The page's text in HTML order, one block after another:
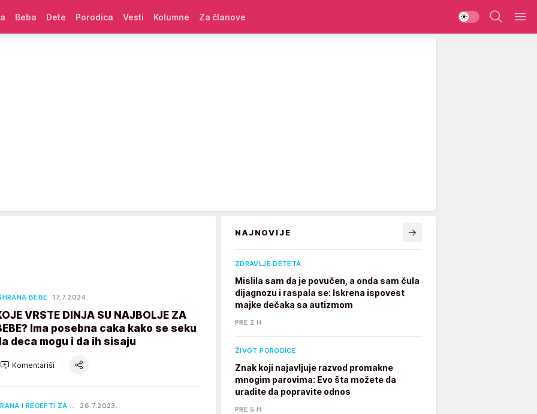
Beba Dete Porodica Vesti Kolumne Za članove
BEBE 17.7.2024.
VRSTE DINJA SU NAJBOLJE ZA
Ima posebna caka kako se seku
deca mogu i da ih sisaju
Komentariši
I RECEPTI ZA … 26.7.2023.
NAJNOVIJE
ZDRAVLJE DETETA
Mislila sam da je povučen, a onda sam čula
dijagnozu i raspala se: Iskrena ispovest
majke dečaka sa autizmom
PRE 2 H
ŽIVOT PORODICE
Znak koji najavljuje razvod promakne
mnogim parovima: Evo šta možete da
uradite da popravite odnos
PRE 5 H